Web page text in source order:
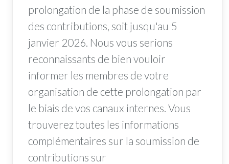
prolongation de la phase de soumission
des contributions, soit jusqu'au 5
janvier 2026. Nous vous serions
reconnaissants de bien vouloir
informer les membres de votre
organisation de cette prolongation par
le biais de vos canaux internes. Vous
trouverez toutes les informations
complémentaires sur la soumission de
contributions sur